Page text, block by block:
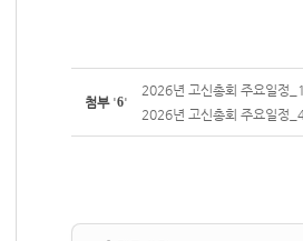
첨부 '6'
2026년 고신총회 주요일정
2026년 고신총회 주요일정